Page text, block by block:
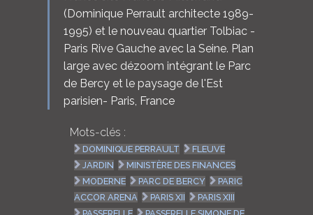
(Dominique Perrault architecte 1989-
1995) et le nouveau quartier Tolbiac -
Paris Rive Gauche avec la Seine. Plan
large avec dézoom intégrant le Parc
de Bercy et le paysage de l'Est
parisien- Paris, France
Mots-clés :
DOMINIQUE PERRAULT
FLEUVE
JARDIN
MINISTÈRE DES FINANCES
MODERNE
PARC DE BERCY
PARIC
ACCOR ARENA
PARIS XII
PARIS XIII